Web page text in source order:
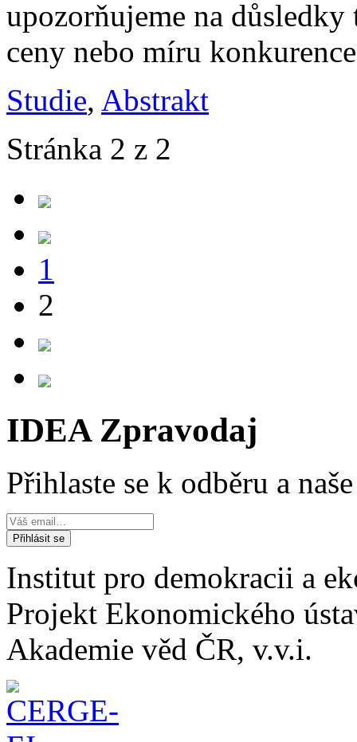
upozorňujeme na
ceny nebo míru
Studie, Abstrakt
Stránka 2 z 2
1
2
IDEA Zpravodaj
Přihlaste se k odběru a
Institut pro demokracii a
Projekt Ekonomického
Akademie věd ČR, v.v.i.